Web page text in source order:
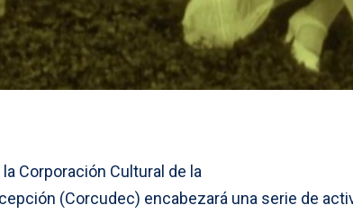
Corporación Cultural de la
(Corcudec) encabezará una serie de